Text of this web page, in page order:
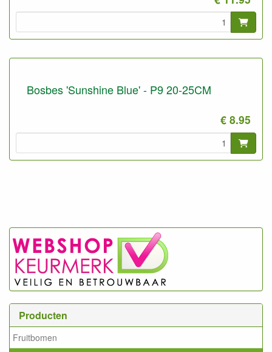
Producten
Fruitbomen
Bosbes 'Sunshine Blue' - P9 20-25CM
€ 8.95